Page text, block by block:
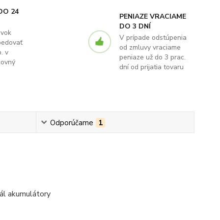
24
v
PENIAZE VRACIAME
DO 3 DNÍ
V prípade odstúpenia
od zmluvy vraciame
peniaze už do 3 prac.
dní od prijatia tovaru
Odporúčame 1
akumulátory